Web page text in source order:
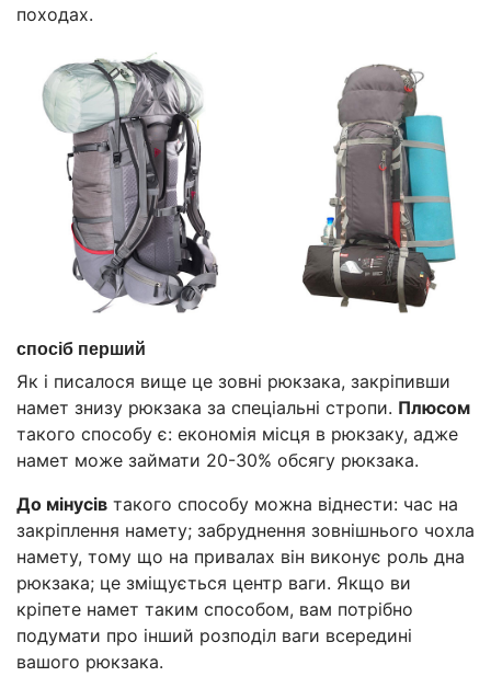
походах.
спосіб перший
Як і писалося вище це зовні рюкзака, закріпивши
намет знизу рюкзака за спеціальні стропи. Плюсом
такого способу є: економія місця в рюкзаку, адже
намет може займати 20-30% обсягу рюкзака.
До мінусів такого способу можна віднести: час на
закріплення намету; забруднення зовнішнього чохла
намету, тому що на привалах він виконує роль дна
рюкзака; це зміщується центр ваги. Якщо ви
кріпете намет таким способом, вам потрібно
подумати про інший розподіл ваги всередині
вашого рюкзака.